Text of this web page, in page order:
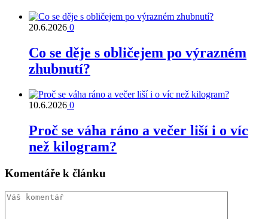
20.6.2026 0
Co se děje s obličejem po výrazném
zhubnutí?
10.6.2026 0
Proč se váha ráno a večer liší i o víc
než kilogram?
Komentáře k článku